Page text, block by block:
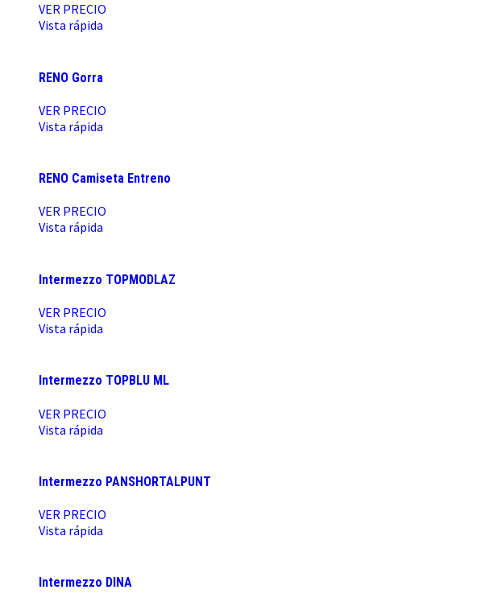
VER PRECIO
Vista rápida
RENO Gorra
VER PRECIO
Vista rápida
RENO Camiseta Entreno
VER PRECIO
Vista rápida
Intermezzo TOPMODLAZ
VER PRECIO
Vista rápida
Intermezzo TOPBLU ML
VER PRECIO
Vista rápida
Intermezzo PANSHORTALPUNT
VER PRECIO
Vista rápida
Intermezzo DINA